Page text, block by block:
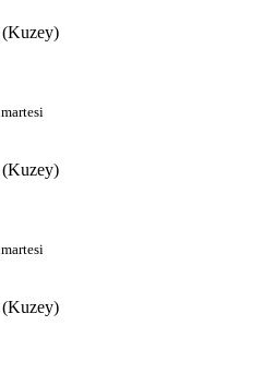
(Kuzey)
(Kuzey)
(Kuzey)